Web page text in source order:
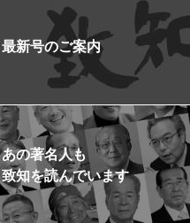
最新号のご案内
あの著名人も
致知を読んでいます